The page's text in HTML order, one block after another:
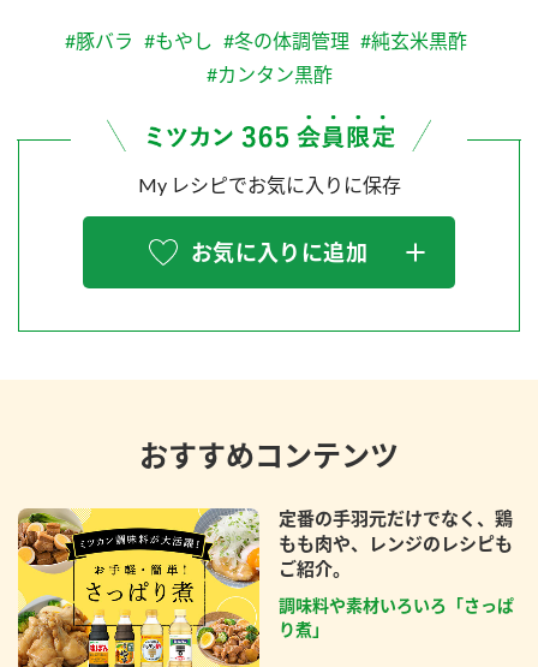
#豚バラ #もやし #冬の体調管理 #純玄米黒酢
#カンタン黒酢
My レシピでお気に入りに保存
お気に入りに追加
おすすめコンテンツ
定番の手羽元だけでなく、鶏
もも肉や、レンジのレシピも
ご紹介。
調味料や素材いろいろ「さっぱ
り煮」